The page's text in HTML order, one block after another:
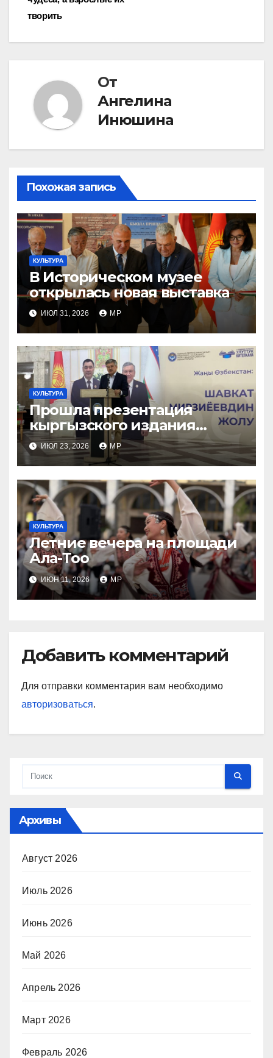
записям
творить
От
Ангелина
Инюшина
Похожая запись
КУЛЬТУРА
В Историческом музее
открылась новая выставка
ИЮЛ 31, 2026 MP
КУЛЬТУРА
Прошла презентация
кыргызского издания
книги «Новый Узбекистан:
путь Шавката Мирзиеева»
ИЮЛ 23, 2026 MP
КУЛЬТУРА
Летние вечера на площади
Ала-Тоо
ИЮН 11, 2026 MP
Добавить комментарий
Для отправки комментария вам необходимо
авторизоваться.
Архивы
Август 2026
Июль 2026
Июнь 2026
Май 2026
Апрель 2026
Март 2026
Февраль 2026